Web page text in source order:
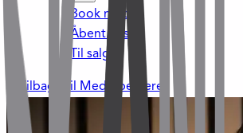
Book møde
Åbent hus
Til salg
Tilbage til Medarbejdere